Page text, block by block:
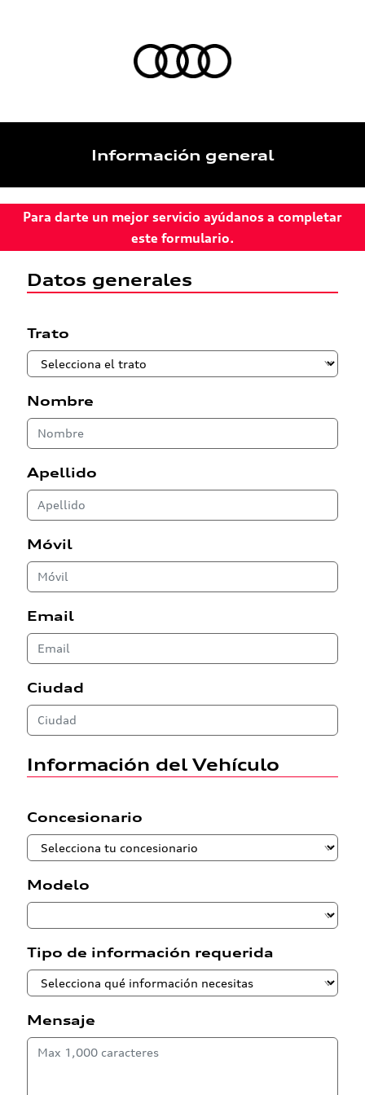
Información general
Para darte un mejor servicio ayúdanos a completar
este formulario.
Datos generales
Trato
Nombre
Apellido
Móvil
Email
Ciudad
Información del Vehículo
Concesionario
Modelo
Tipo de información requerida
Mensaje